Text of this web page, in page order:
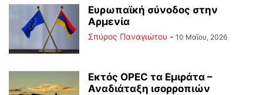
Ευρωπαϊκή σύνοδος στην
Αρμενία
Σπύρος Παναγιώτου - 10 Μαΐου, 2026
Εκτός OPEC τα Εμιράτα –
Αναδιάταξη ισορροπιών